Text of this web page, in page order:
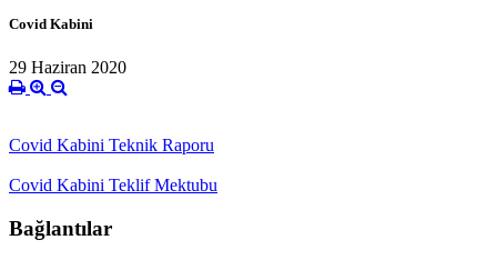
Covid Kabini
29 Haziran 2020
Covid Kabini Teknik Raporu
Covid Kabini Teklif Mektubu
Bağlantılar